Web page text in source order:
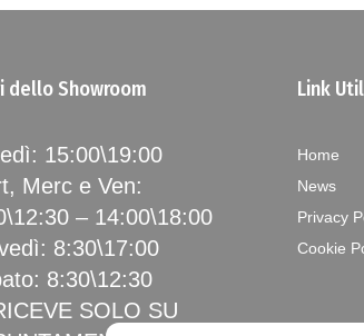
dello Showroom
15:00\19:00
Merc e Ven:
– 14:00\18:00
8:30\17:00
8:30\12:30
SOLO SU
Link
Home
News
Privacy
Cookie